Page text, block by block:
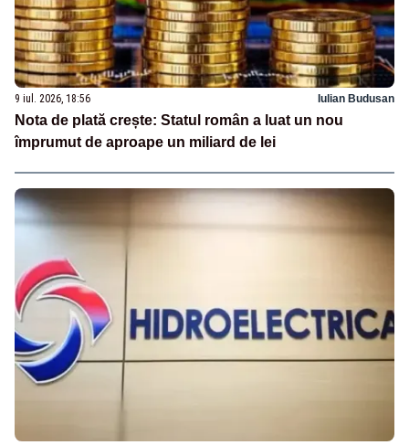
9 iul. 2026, 18:56 Iulian Budusan
Nota de plată crește: Statul român a luat un nou
împrumut de aproape un miliard de lei